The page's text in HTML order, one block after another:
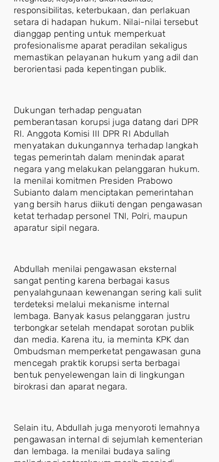
responsibilitas, keterbukaan, dan perlakuan
setara di hadapan hukum. Nilai-nilai tersebut
dianggap penting untuk memperkuat
profesionalisme aparat peradilan sekaligus
memastikan pelayanan hukum yang adil dan
berorientasi pada kepentingan publik.
Dukungan terhadap penguatan
pemberantasan korupsi juga datang dari DPR
RI. Anggota Komisi III DPR RI Abdullah
menyatakan dukungannya terhadap langkah
tegas pemerintah dalam menindak aparat
negara yang melakukan pelanggaran hukum.
Ia menilai komitmen Presiden Prabowo
Subianto dalam menciptakan pemerintahan
yang bersih harus diikuti dengan pengawasan
ketat terhadap personel TNI, Polri, maupun
aparatur sipil negara.
Abdullah menilai pengawasan eksternal
sangat penting karena berbagai kasus
penyalahgunaan kewenangan sering kali sulit
terdeteksi melalui mekanisme internal
lembaga. Banyak kasus pelanggaran justru
terbongkar setelah mendapat sorotan publik
dan media. Karena itu, ia meminta KPK dan
Ombudsman memperketat pengawasan guna
mencegah praktik korupsi serta berbagai
bentuk penyelewengan lain di lingkungan
birokrasi dan aparat negara.
Selain itu, Abdullah juga menyoroti lemahnya
pengawasan internal di sejumlah kementerian
dan lembaga. Ia menilai budaya saling